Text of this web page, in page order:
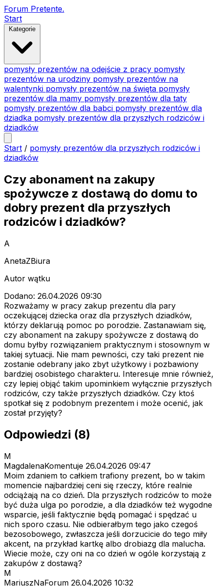
Forum Pretente.
Start
Kategorie
pomysły prezentów na odejście z pracy pomysły
prezentów na urodziny pomysły prezentów na
walentynki pomysły prezentów na święta pomysły
prezentów dla mamy pomysły prezentów dla taty
pomysły prezentów dla babci pomysły prezentów dla
dziadka pomysły prezentów dla przyszłych rodziców i
dziadków
Start / pomysły prezentów dla przyszłych rodziców i
dziadków
Czy abonament na zakupy
spożywcze z dostawą do domu to
dobry prezent dla przyszłych
rodziców i dziadków?
A
AnetaZBiura
Autor wątku
Dodano: 26.04.2026 09:30
Rozważamy w pracy zakup prezentu dla pary
oczekującej dziecka oraz dla przyszłych dziadków,
którzy deklarują pomoc po porodzie. Zastanawiam się,
czy abonament na zakupy spożywcze z dostawą do
domu byłby rozwiązaniem praktycznym i stosownym w
takiej sytuacji. Nie mam pewności, czy taki prezent nie
zostanie odebrany jako zbyt użytkowy i pozbawiony
bardziej osobistego charakteru. Interesuje mnie również,
czy lepiej objąć takim upominkiem wyłącznie przyszłych
rodziców, czy także przyszłych dziadków. Czy ktoś
spotkał się z podobnym prezentem i może ocenić, jak
został przyjęty?
Odpowiedzi (8)
M
MagdalenaKomentuje 26.04.2026 09:47
Moim zdaniem to całkiem trafiony prezent, bo w takim
momencie najbardziej ceni się rzeczy, które realnie
odciążają na co dzień. Dla przyszłych rodziców to może
być duża ulga po porodzie, a dla dziadków też wygodne
wsparcie, jeśli faktycznie będą pomagać i spędzać u
nich sporo czasu. Nie odbierałbym tego jako czegoś
bezosobowego, zwłaszcza jeśli dorzucicie do tego miły
akcent, na przykład kartkę albo drobiazg dla malucha.
Wiecie może, czy oni na co dzień w ogóle korzystają z
zakupów z dostawą?
M
MariuszNaForum 26.04.2026 10:32